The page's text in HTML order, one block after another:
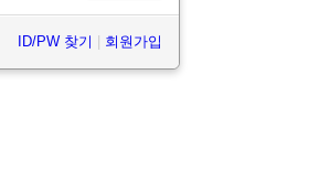
ID/PW 찾기 회원가입